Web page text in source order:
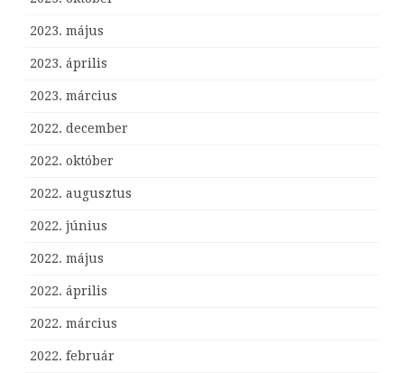
2023. május
2023. április
2023. március
2022. december
2022. október
2022. augusztus
2022. június
2022. május
2022. április
2022. március
2022. február